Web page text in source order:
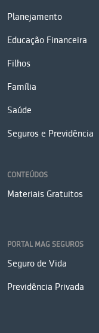
Planejamento
Educação Financeira
Filhos
Família
Saúde
Seguros e Previdência
CONTEÚDOS
Materiais Gratuitos
PORTAL MAG SEGUROS
Seguro de Vida
Previdência Privada